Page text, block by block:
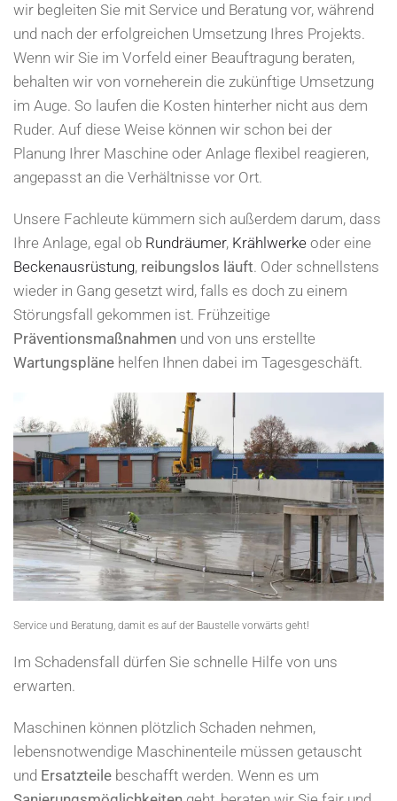
wir begleiten Sie mit Service und Beratung vor, während
und nach der erfolgreichen Umsetzung Ihres Projekts.
Wenn wir Sie im Vorfeld einer Beauftragung beraten,
behalten wir von vorneherein die zukünftige Umsetzung
im Auge. So laufen die Kosten hinterher nicht aus dem
Ruder. Auf diese Weise können wir schon bei der
Planung Ihrer Maschine oder Anlage flexibel reagieren,
angepasst an die Verhältnisse vor Ort.
Unsere Fachleute kümmern sich außerdem darum, dass
Ihre Anlage, egal ob Rundräumer, Krählwerke oder eine
Beckenausrüstung, reibungslos läuft. Oder schnellstens
wieder in Gang gesetzt wird, falls es doch zu einem
Störungsfall gekommen ist. Frühzeitige
Präventionsmaßnahmen und von uns erstellte
Wartungspläne helfen Ihnen dabei im Tagesgeschäft.
Service und Beratung, damit es auf der Baustelle vorwärts geht!
Im Schadensfall dürfen Sie schnelle Hilfe von uns
erwarten.
Maschinen können plötzlich Schaden nehmen,
lebensnotwendige Maschinenteile müssen getauscht
und Ersatzteile beschafft werden. Wenn es um